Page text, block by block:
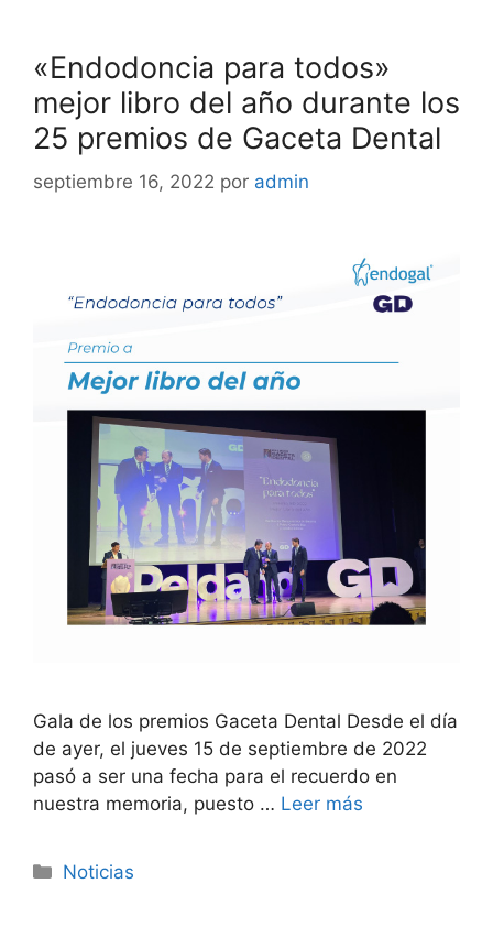
«Endodoncia para todos»
mejor libro del año durante los
25 premios de Gaceta Dental
septiembre 16, 2022 por admin
Gala de los premios Gaceta Dental Desde el día
de ayer, el jueves 15 de septiembre de 2022
pasó a ser una fecha para el recuerdo en
nuestra memoria, puesto … Leer más
Noticias